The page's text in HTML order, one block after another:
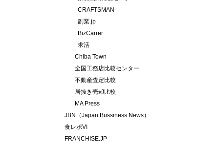
CRAFTSMAN
副業.jp
BizCarrer
求活
Chiba Town
全国工務店比較センター
不動産査定比較
居抜き売却比較
MA Press
JBN（Japan Bussiness News）
食レポVI
FRANCHISE.JP